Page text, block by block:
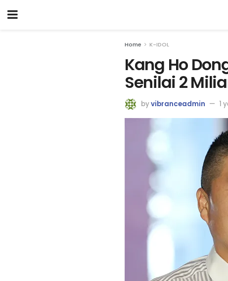
Home K-IDOL
Kang Ho
Senilai 2
byvibranceadmin 1